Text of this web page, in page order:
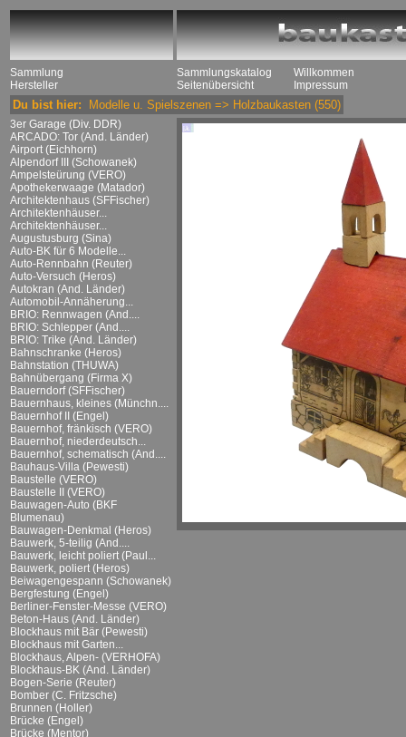
Sammlung
Hersteller
Sammlungskatalog
Seitenübersicht
Willkommen
Impressum
Du bist hier: Modelle u. Spielszenen => Holzbaukasten (550)
3er Garage (Div. DDR)
ARCADO: Tor (And. Länder)
Airport (Eichhorn)
Alpendorf III (Schowanek)
Ampelsteürung (VERO)
Apothekerwaage (Matador)
Architektenhaus (SFFischer)
Architektenhäuser...
Architektenhäuser...
Augustusburg (Sina)
Auto-BK für 6 Modelle...
Auto-Rennbahn (Reuter)
Auto-Versuch (Heros)
Autokran (And. Länder)
Automobil-Annäherung...
BRIO: Rennwagen (And....
BRIO: Schlepper (And....
BRIO: Trike (And. Länder)
Bahnschranke (Heros)
Bahnstation (THUWA)
Bahnübergang (Firma X)
Bauerndorf (SFFischer)
Bauernhaus, kleines (Münchn....
Bauernhof II (Engel)
Bauernhof, fränkisch (VERO)
Bauernhof, niederdeutsch...
Bauernhof, schematisch (And....
Bauhaus-Villa (Pewesti)
Baustelle (VERO)
Baustelle II (VERO)
Bauwagen-Auto (BKF
Blumenau)
Bauwagen-Denkmal (Heros)
Bauwerk, 5-teilig (And....
Bauwerk, leicht poliert (Paul...
Bauwerk, poliert (Heros)
Beiwagengespann (Schowanek)
Bergfestung (Engel)
Berliner-Fenster-Messe (VERO)
Beton-Haus (And. Länder)
Blockhaus mit Bär (Pewesti)
Blockhaus mit Garten...
Blockhaus, Alpen- (VERHOFA)
Blockhaus-BK (And. Länder)
Bogen-Serie (Reuter)
Bomber (C. Fritzsche)
Brunnen (Holler)
Brücke (Engel)
Brücke (Mentor)